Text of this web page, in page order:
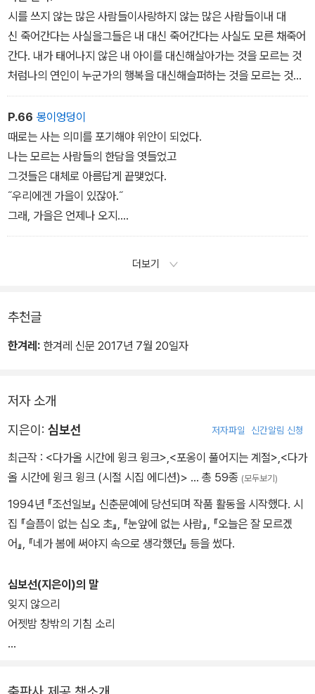
그것은 소망이 아니다
새벽에 방바닥에 엎드려 울부짖지 않기에
휴일에 내가 음악을 듣다
갑자기 일어서서
반드시 소설을 쓸 거야 외치면
내게 경멸 조의 시선을 던지기에
나는 그것이 무엇인지 모른다
넌 참 오묘하게 생겼구나
나는 그것에게 따지듯 묻는다
무엇을 원하는 거냐고
그러면 그것은 아이처럼 훌쩍거리며
방 전체로 번져간다
한 방울의 잉크가 물속에
밤의 시계는 매초마다
문잠그는 소리를 낸다
나를 끌고 고독 속으로 들어간다
낮의 일을 떠올린다
노인은 물속에 묻히고 싶다며
자전거를 끌고 연꽃 속으로 들어갔다
노인은 눈물을 흘렸다
지구 어딘가에서 뜨거운 것과 차가운 것이
밤의 배 속에서 돌들이 식는다
나의 차가운 혀도
낮엔 젊었고 밤엔 늙었다
낮에 노인을 만났고 밤에 그 노인이 됐다
밤은 날마다 좋은 밤이었다
시를 쓰지 않는 많은 사람들이사랑하지 않는 많은 사람들이내 대
신 죽어간다는 사실을그들은 내 대신 죽어간다는 사실도 모른 채죽어
간다. 내가 태어나지 않은 내 아이를 대신해살아가는 것을 모르는 것
처럼나의 연인이 누군가의 행복을 대신해슬퍼하는 것을 모르는 것처
럼나의 시가 누군가의 슬픔을대신해 사라지는 것을 모르는 것처럼
<축복은 무엇일까 중>
P.66 몽이엉덩이
때로는 사는 의미를 포기해야 위안이 되었다.
나는 모르는 사람들의 한담을 엿들었고
그것들은 대체로 아름답게 끝맺었다.
˝우리에겐 가을이 있잖아.˝
그래, 가을은 언제나 오지.
하지만 어쩌라고.
<어쩌라고 중>
더보기
추천글
한겨레: 한겨레 신문 2017년 7월 20일자
저자 소개
지은이: 심보선 저자파일 신간알림 신청
최근작 : <다가올 시간에 윙크 윙크> <포옹이 풀어지는 계절> <다가
올 시간에 윙크 윙크 (시절 시집 에디션)> … 총 59종 (모두보기)
1994년 『조선일보』 신춘문예에 당선되며 작품 활동을 시작했다. 시
집 『슬픔이 없는 십오 초』, 『눈앞에 없는 사람』, 『오늘은 잘 모르겠
어』, 『네가 봄에 써야지 속으로 생각했던』 등을 썼다.
심보선(지은이)의 말
잊지 않으리
어젯밤 창밖의 기침 소리